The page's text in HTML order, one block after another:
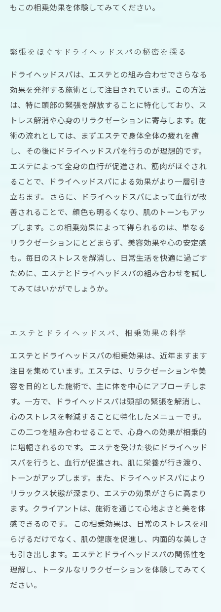
もこの相乗効果を体験してみてください。
緊張をほぐすドライヘッドスパの秘密を探る
ドライヘッドスパは、エステとの組み合わせでさらなる
効果を発揮する施術として注目されています。この方法
は、特に頭部の緊張を解放することに特化しており、ス
トレス解消や心身のリラクゼーションに寄与します。施
術の流れとしては、まずエステで身体全体の疲れを癒
し、その後にドライヘッドスパを行うのが理想的です。
エステによって全身の血行が促進され、筋肉がほぐされ
ることで、ドライヘッドスパによる効果がより一層引き
立ちます。 さらに、ドライヘッドスパによって血行が改
善されることで、顔色も明るくなり、肌のトーンもアッ
プします。この相乗効果によって得られるのは、単なる
リラクゼーションにとどまらず、美容効果や心の安定感
も。毎日のストレスを解消し、日常生活を快適に過ごす
ために、エステとドライヘッドスパの組み合わせを試し
てみてはいかがでしょうか。
エステとドライヘッドスパ、相乗効果の科学
エステとドライヘッドスパの相乗効果は、近年ますます
注目を集めています。エステは、リラクゼーションや美
容を目的とした施術で、主に体を中心にアプローチしま
す。一方で、ドライヘッドスパは頭部の緊張を解消し、
心のストレスを軽減することに特化したメニューです。
この二つを組み合わせることで、心身への効果が相乗的
に増幅されるのです。 エステを受けた後にドライヘッド
スパを行うと、血行が促進され、肌に栄養が行き渡り、
トーンがアップします。また、ドライヘッドスパにより
リラックス状態が深まり、エステの効果がさらに高まり
ます。クライアントは、施術を通じて心地よさと美を体
感できるのです。 この相乗効果は、日常のストレスを和
らげるだけでなく、肌の健康を促進し、内面的な美しさ
も引き出します。エステとドライヘッドスパの関係性を
理解し、トータルなリラクゼーションを体験してみてく
ださい。